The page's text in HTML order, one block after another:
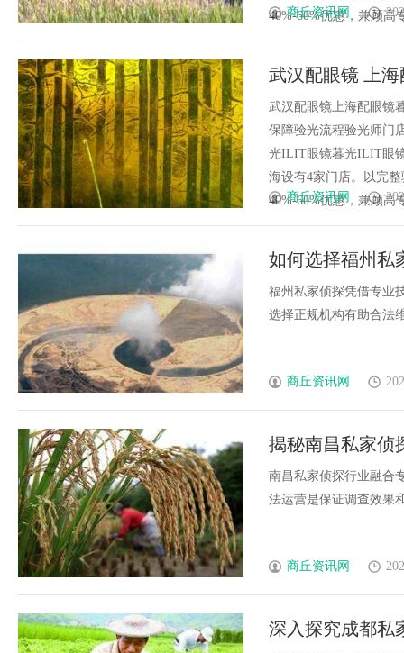
40%-60%优惠，兼顾高
商丘资讯网
武汉配眼镜 上
武汉配眼镜上海配眼镜
保障验光流程验光师门
光ILIT眼镜暮光ILIT眼
海设有4家门店。以完
40%-60%优惠，兼顾高
商丘资讯网
如何选择福州私
福州私家侦探凭借专业
选择正规机构有助合法
商丘资讯网
揭秘南昌私家侦
南昌私家侦探行业融合
法运营是保证调查效果
商丘资讯网
深入探究成都私